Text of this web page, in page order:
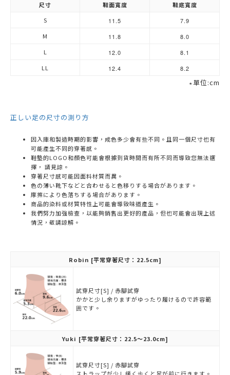
尺寸 鞋面寬度
鞋底寬度
S
11.5
7.9
M
11.8
8.0
L
12.0
8.1
LL
12.4 8.2
∗單位:cm
正しい足の尺寸の測り方
因入庫和製造時期的影響，成色多少會有些不同。且同一個尺寸也有
可能產生不同的穿著感。
鞋墊的LOGO和顏色可能會根據到貨時間而有所不同而導致您無法選
擇， 請見諒。
穿著尺寸感可能因面料材質而異。
色の薄い靴下などと合わせると色移りする場合があります。
摩擦により色落ちする場合があります。
商品的染料或材質特性上可能會導致味道產生。
我們努力加強檢查，以能夠銷售出更好的產品，但也可能會出現上述
情況，敬請諒解。
Robin [平常穿著尺寸：22.5cm]
試穿尺寸[S] / 赤腳試穿
かかと少し余りますがゆったり履けるので許容範
囲です。
Yuki [平常穿著尺寸：22.5～23.0cm]
試穿尺寸[S] / 赤腳試穿